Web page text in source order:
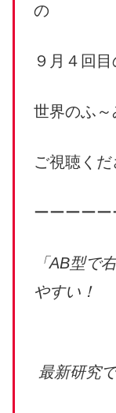
の
９月４回
世界のふ～
ご視聴くだ
ーーーー
「AB型で
やすい！
最新研究